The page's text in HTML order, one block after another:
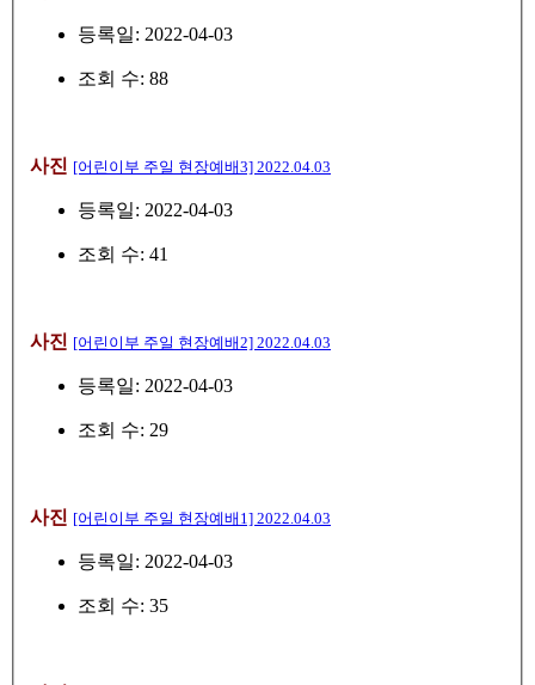
등록일: 2022-04-03
조회 수: 88
사진 [어린이부 주일 현장예배3] 2022.04.03
등록일: 2022-04-03
조회 수: 41
사진 [어린이부 주일 현장예배2] 2022.04.03
등록일: 2022-04-03
조회 수: 29
사진 [어린이부 주일 현장예배1] 2022.04.03
등록일: 2022-04-03
조회 수: 35